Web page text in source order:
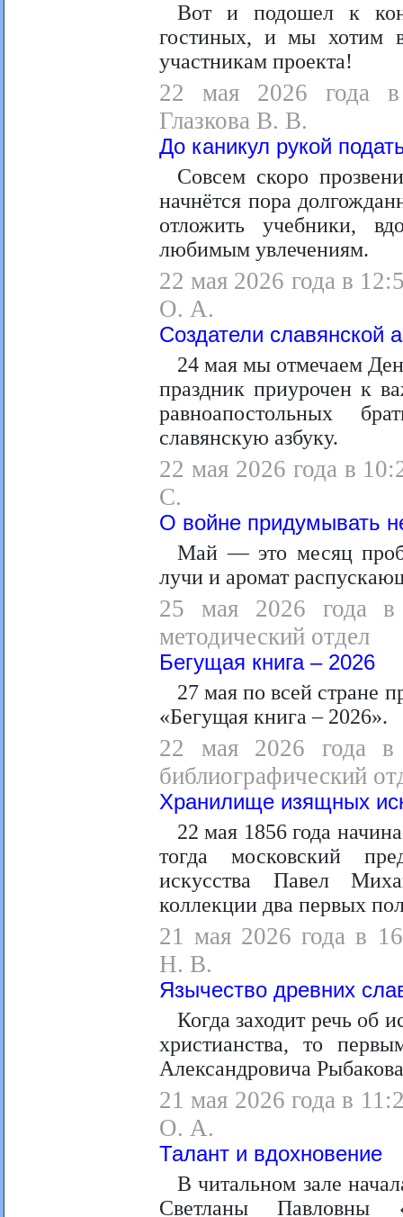
Вот и подошел к
гостиных, и мы хотим
участникам проекта!
22 мая 2026 года в
Глазкова В. В.
До каникул рукой
Совсем скоро
начнётся пора
отложить учебники,
любимым увлечениям.
22 мая 2026 года в
О. А.
Создатели славянской
24 мая мы отмечаем
праздник приурочен к
равноапостольных
славянскую азбуку.
22 мая 2026 года в
С.
О войне придумывать
Май — это месяц
лучи и аромат
25 мая 2026 года в
методический отдел
Бегущая книга – 2026
27 мая по всей стране
«Бегущая книга – 2026».
22 мая 2026 года в
библиографический
Хранилище изящных
22 мая 1856 года
тогда московский
искусства Павел
коллекции два первых
21 мая 2026 года в
Н. В.
Язычество древних
Когда заходит речь об
христианства, то
Александровича
21 мая 2026 года в
О. А.
Талант и вдохновение
В читальном зале
Светланы Павловны